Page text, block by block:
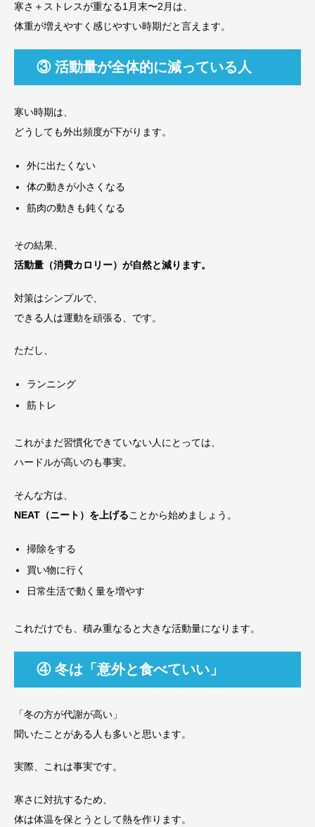
寒さ＋ストレスが重なる1月末〜2月は、
体重が増えやすく感じやすい時期だと言えます。
③ 活動量が全体的に減っている人
寒い時期は、
どうしても外出頻度が下がります。
外に出たくない
体の動きが小さくなる
筋肉の動きも鈍くなる
その結果、
活動量（消費カロリー）が自然と減ります。
対策はシンプルで、
できる人は運動を頑張る、です。
ただし、
ランニング
筋トレ
これがまだ習慣化できていない人にとっては、
ハードルが高いのも事実。
そんな方は、
NEAT（ニート）を上げることから始めましょう。
掃除をする
買い物に行く
日常生活で動く量を増やす
これだけでも、積み重なると大きな活動量になります。
④ 冬は「意外と食べていい」
「冬の方が代謝が高い」
聞いたことがある人も多いと思います。
実際、これは事実です。
寒さに対抗するため、
体は体温を保とうとして熱を作ります。